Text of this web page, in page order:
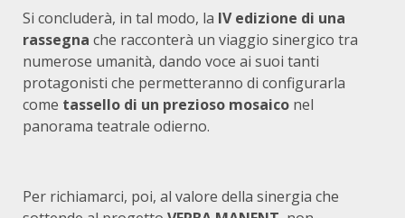
Si concluderà, in tal modo, la IV edizione di una
rassegna che racconterà un viaggio sinergico tra
numerose umanità, dando voce ai suoi tanti
protagonisti che permetteranno di configurarla
come tassello di un prezioso mosaico nel
panorama teatrale odierno.
Per richiamarci, poi, al valore della sinergia che